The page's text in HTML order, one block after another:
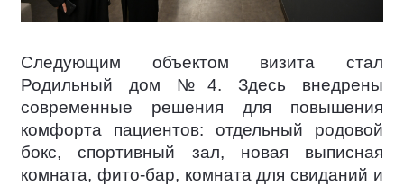
Следующим объектом визита стал
Родильный дом №4. Здесь внедрены
современные решения для повышения
комфорта пациентов: отдельный родовой
бокс, спортивный зал, новая выписная
комната, фито-бар, комната для свиданий и